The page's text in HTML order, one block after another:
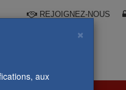
×
aux
REJOIGNEZ-NOUS